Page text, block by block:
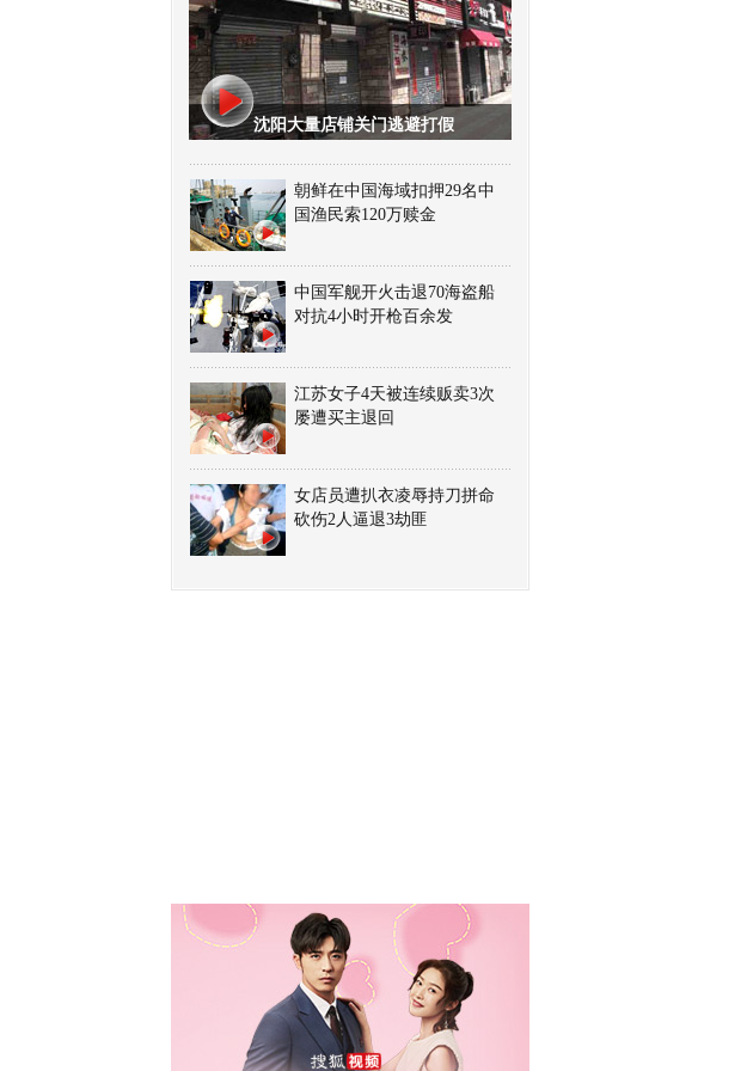
沈阳大量店铺关门逃避打假
朝鲜在中国海域扣押29名中
国渔民索120万赎金
中国军舰开火击退70海盗船
对抗4小时开枪百余发
江苏女子4天被连续贩卖3次
屡遭买主退回
女店员遭扒衣凌辱持刀拼命
砍伤2人逼退3劫匪